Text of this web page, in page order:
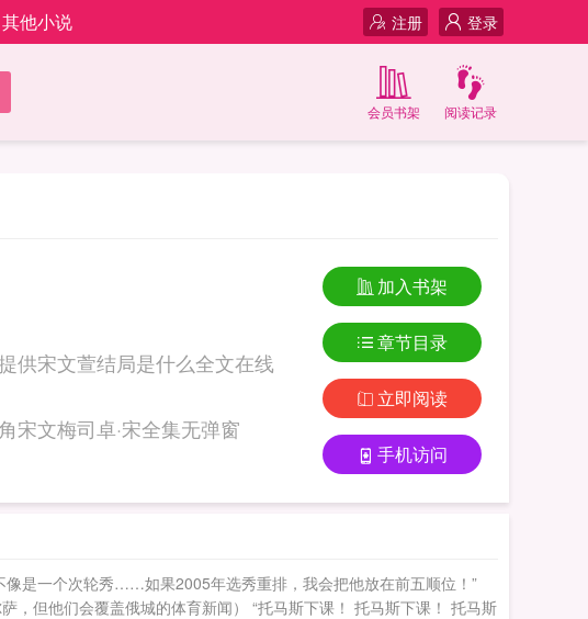
其他小说 登录
注册
阅读记录
会员书架
供宋文萱结局是什么全文在线
说网 网址：www.33yanqing.com 小说主角宋文梅司卓·宋全集无弹窗
加入书架
章节目录
立即阅读
手机访问
是一个次轮秀……如果2005年选秀重排，我会把他放在前五顺位！”
但他们会覆盖俄城的体育新闻） “托马斯下课！ 托马斯下课！ 托马斯